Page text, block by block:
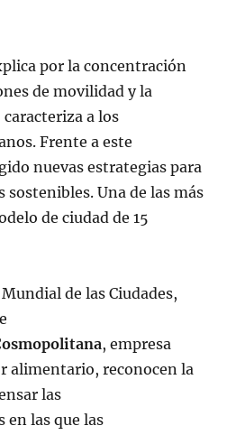
por la concentración
de movilidad y la
a los
Frente a este
nuevas estrategias para
sostenibles. Una de las más
de ciudad de 15
de las Ciudades,
, empresa
alimentario, reconocen la
las
en las que las